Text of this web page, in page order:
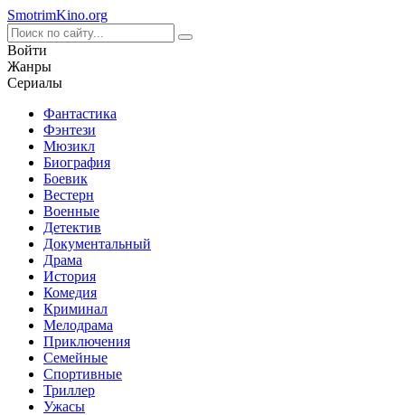
SmotrimKino.org
Войти
Жанры
Сериалы
Фантастика
Фэнтези
Мюзикл
Биография
Боевик
Вестерн
Военные
Детектив
Документальный
Драма
История
Комедия
Криминал
Мелодрама
Приключения
Семейные
Спортивные
Триллер
Ужасы